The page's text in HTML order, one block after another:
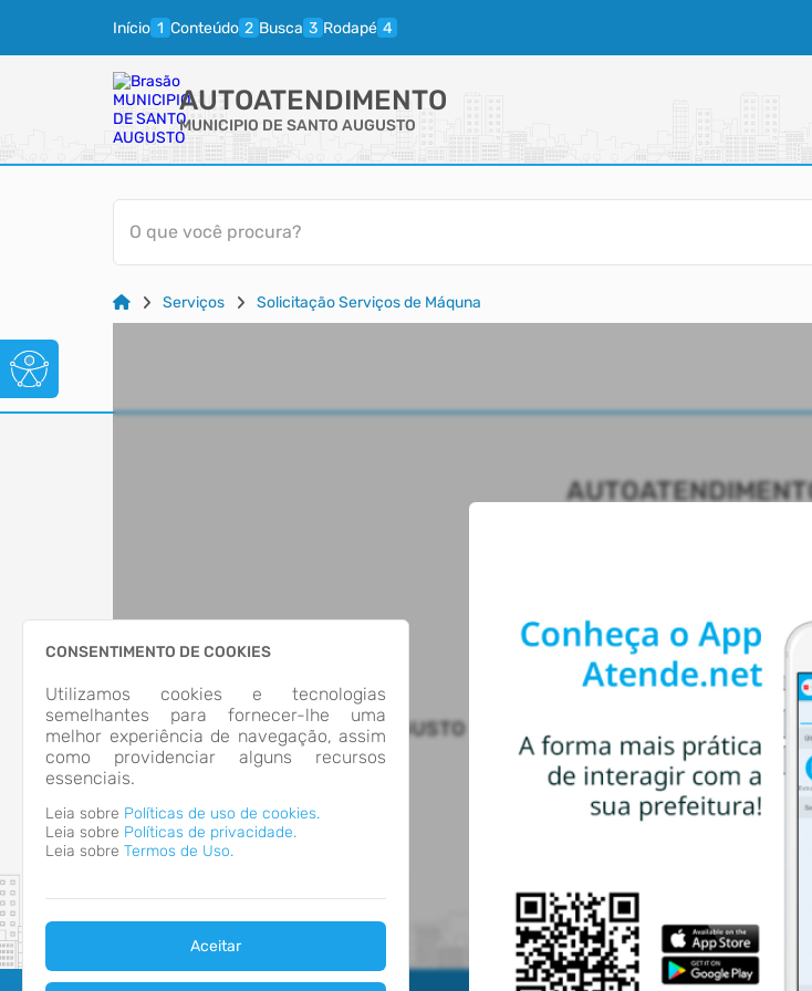
Início Conteúdo Busca Rodapé
AUTOATENDIMENTO
MUNICIPIO DE SANTO AUGUSTO
O que você procura?
Serviços Solicitação Serviços de Máquna
CONSENTIMENTO DE COOKIES
Utilizamos cookies e tecnologias
semelhantes para fornecer-lhe uma
melhor experiência de navegação, assim
como providenciar alguns recursos
essenciais.
Leia sobre Políticas de uso de cookies.
Leia sobre Políticas de privacidade.
Leia sobre Termos de Uso.
Aceitar
MUNICIPIO DE SANTO AUGUSTO
Transparência
(55) 3781-4361
(55) 3781-4361
ti@santoaugusto.rs.gov.br